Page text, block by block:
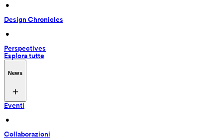
•
Design Chronicles
•
Perspectives
Esplora tutte
News
Eventi
•
Collaborazioni